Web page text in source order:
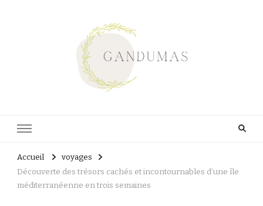
Accueil
voyages
Découverte des trésors cachés et incontournables d’une île
méditerranéenne en trois semaines